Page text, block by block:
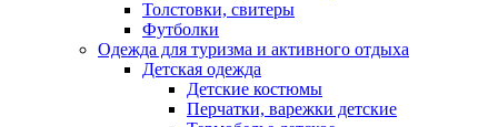
Толстовки, свитеры
Футболки
Одежда для туризма и активного отдыха
Детская одежда
Детские костюмы
Перчатки, варежки детские